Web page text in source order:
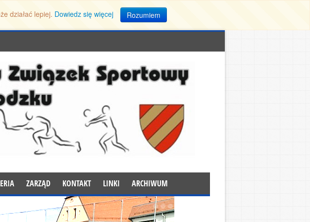
działać lepiej. Dowiedz się więcej Rozumiem
ZARZĄD KONTAKT LINKI ARCHIWUM